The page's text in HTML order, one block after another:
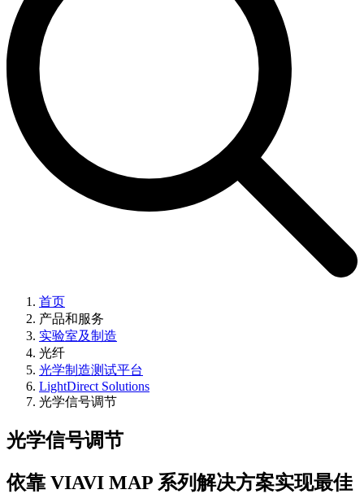
首页
产品和服务
实验室及制造
光纤
光学制造测试平台
LightDirect Solutions
光学信号调节
光学信号调节
依靠 VIAVI MAP 系列解决方案实现最佳